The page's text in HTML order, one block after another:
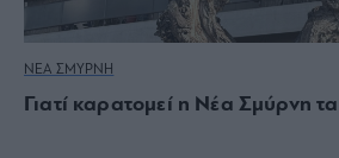
ΝΕΑ ΣΜΥΡΝΗ
Γιατί καρατομεί η Νέα Σμύρνη